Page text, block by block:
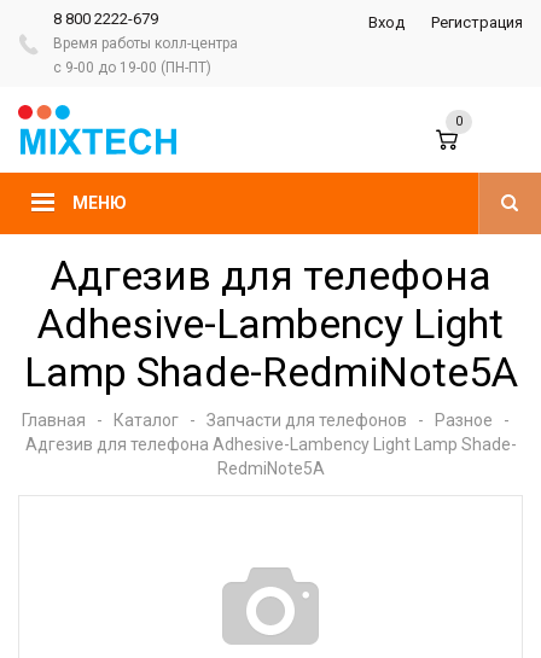
8 800 2222-679
Время работы колл-центра
с 9-00 до 19-00 (ПН-ПТ)
Вход Регистрация
МЕНЮ
0
Адгезив для телефона
Adhesive-Lambency Light
Lamp Shade-RedmiNote5A
Главная - Каталог - Запчасти для телефонов - Разное
-
Адгезив для телефона Adhesive-Lambency Light Lamp Shade-
RedmiNote5A